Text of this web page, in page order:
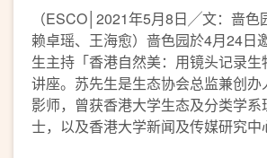
（ESCO│2021年5月8日╱文：啬色
赖卓瑶、王海愈）啬色园於4月24日
生主持「香港自然美：用镜头记录生
讲座。苏先生是生态协会总监兼创
影师，曾获香港大学生态及分类学系
士，以及香港大学新闻及传媒研究中